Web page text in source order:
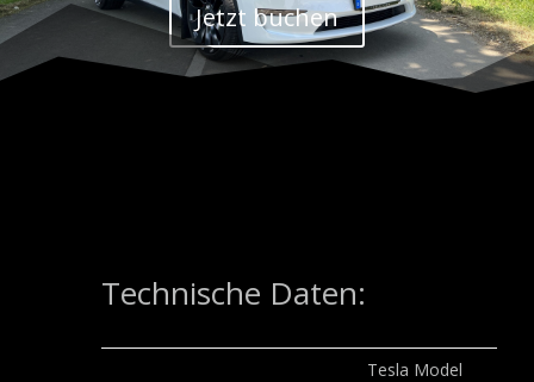
Jetzt buchen
Technische Daten:
Tesla Model